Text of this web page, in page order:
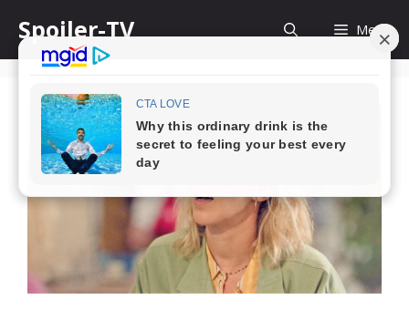
content
Spoiler-TV Menu